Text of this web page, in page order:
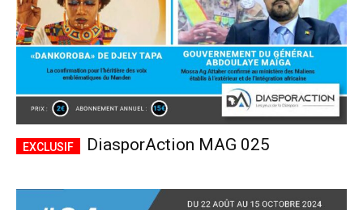
DiasporAction MAG 025